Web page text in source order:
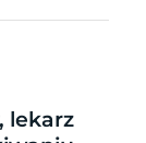
lekarz